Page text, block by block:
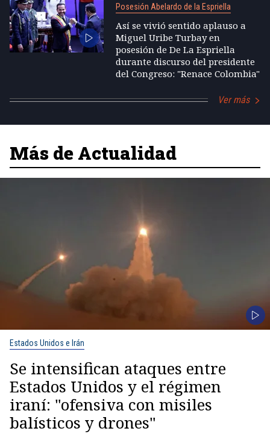
Posesión Abelardo de la Espriella
Así se vivió sentido aplauso a
Miguel Uribe Turbay en
posesión de De La Espriella
durante discurso del presidente
del Congreso: "Renace Colombia"
Ver más
Más de Actualidad
Estados Unidos e Irán
Se intensifican ataques entre
Estados Unidos y el régimen
iraní: "ofensiva con misiles
balísticos y drones"